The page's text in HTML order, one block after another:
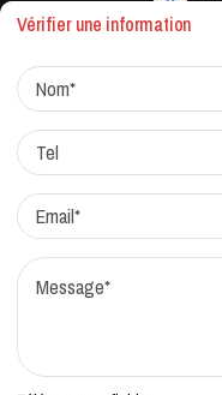
Protocole de correction
Vérifier une information